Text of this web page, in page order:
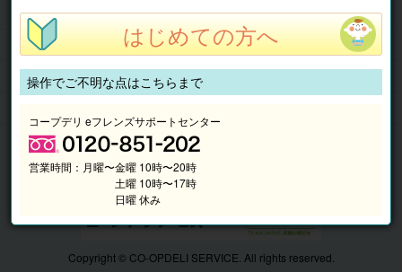
くらしのサービス
このサイトの使い方
マイページ
Copyright © CO-OPDELI SERVICE. All rights reserved.
はじめての方へ
操作でご不明な点はこちらまで
コープデリ eフレンズサポートセンター
営業時間： 月曜〜金曜 10時〜20時
土曜 10時〜17時
日曜 休み